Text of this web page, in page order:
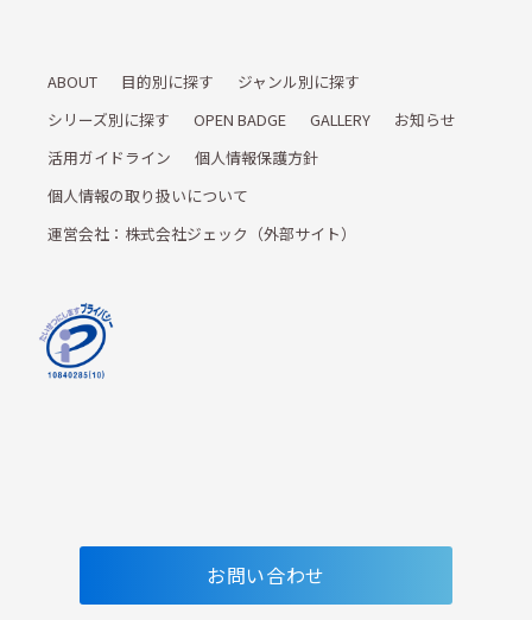
ABOUT 目的別に探す
ジャンル別に探す
シリーズ別に探す
OPEN BADGE GALLERY
お知らせ
活用ガイドライン
個人情報保護方針
個人情報の取り扱いについて
運営会社：株式会社ジェック（外部サイト）
お問い合わせ